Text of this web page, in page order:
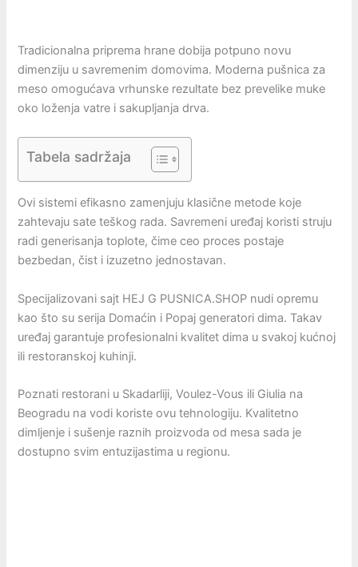
Tradicionalna priprema hrane dobija potpuno novu
dimenziju u savremenim domovima. Moderna pušnica za
meso omogućava vrhunske rezultate bez prevelike muke
oko loženja vatre i sakupljanja drva.
Tabela sadržaja
Ovi sistemi efikasno zamenjuju klasične metode koje
zahtevaju sate teškog rada. Savremeni uređaj koristi struju
radi generisanja toplote, čime ceo proces postaje
bezbedan, čist i izuzetno jednostavan.
Specijalizovani sajt HEJ G PUSNICA.SHOP nudi opremu
kao što su serija Domaćin i Popaj generatori dima. Takav
uređaj garantuje profesionalni kvalitet dima u svakoj kućnoj
ili restoranskoj kuhinji.
Poznati restorani u Skadarliji, Voulez-Vous ili Giulia na
Beogradu na vodi koriste ovu tehnologiju. Kvalitetno
dimljenje i sušenje raznih proizvoda od mesa sada je
dostupno svim entuzijastima u regionu.